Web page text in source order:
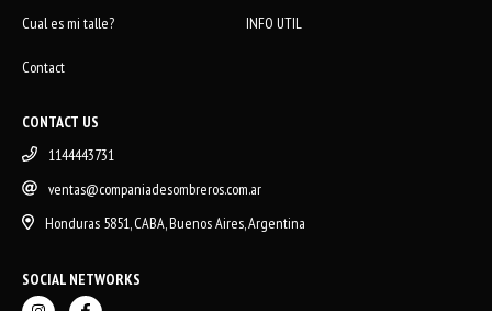
Cual es mi talle? INFO UTIL
Contact
CONTACT US
1144443731
ventas@companiadesombreros.com.ar
Honduras 5851, CABA, Buenos Aires, Argentina
SOCIAL NETWORKS